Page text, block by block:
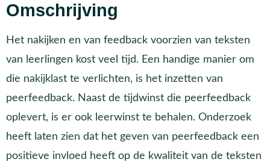
Omschrijving
Het nakijken en van feedback voorzien van teksten
van leerlingen kost veel tijd. Een handige manier om
die nakijklast te verlichten, is het inzetten van
peerfeedback. Naast de tijdwinst die peerfeedback
oplevert, is er ook leerwinst te behalen. Onderzoek
heeft laten zien dat het geven van peerfeedback een
positieve invloed heeft op de kwaliteit van de teksten